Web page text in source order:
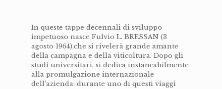
In queste tappe decennali di sviluppo
impetuoso nasce Fulvio L. BRESSAN (3
agosto 1964),che si rivelerà grande amante
della campagna e della viticoltura. Dopo gli
studi universitari, si dedica instancabilmente
alla promulgazione internazionale
dell’azienda: durante uno di questi viaggi